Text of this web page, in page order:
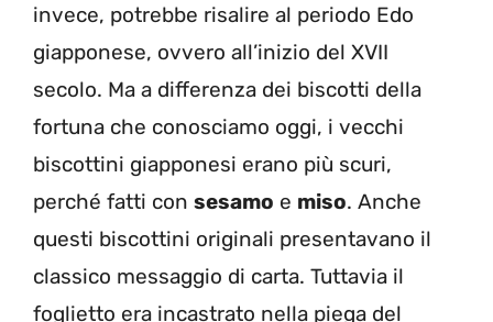
invece, potrebbe risalire al periodo Edo
giapponese, ovvero all’inizio del XVII
secolo. Ma a differenza dei biscotti della
fortuna che conosciamo oggi, i vecchi
biscottini giapponesi erano più scuri,
perché fatti con sesamo e miso. Anche
questi biscottini originali presentavano il
classico messaggio di carta. Tuttavia il
foglietto era incastrato nella piega del